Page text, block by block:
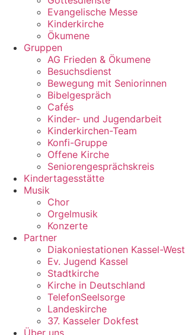
Evangelische Messe
Kinderkirche
Ökumene
Gruppen
AG Frieden & Ökumene
Besuchsdienst
Bewegung mit Seniorinnen
Bibelgespräch
Cafés
Kinder- und Jugendarbeit
Kinderkirchen-Team
Konfi-Gruppe
Offene Kirche
Seniorengesprächskreis
Kindertagesstätte
Musik
Chor
Orgelmusik
Konzerte
Partner
Diakoniestationen Kassel-West
Ev. Jugend Kassel
Stadtkirche
Kirche in Deutschland
TelefonSeelsorge
Landeskirche
37. Kasseler Dokfest
Über uns